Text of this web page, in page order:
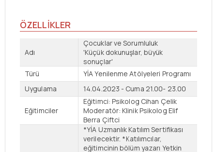
ÖZELLİKLER
Adı
Çocuklar ve Sorumluluk
'Küçük dokunuşlar, büyük
sonuçlar'
Türü
YİA Yenilenme Atölyeleri Programı
Uygulama
14.04.2023 - Cuma 21.00- 23.00
Eğitimciler
Eğitimci: Psikolog Cihan Çelik
Moderatör: Klinik Psikolog Elif
Berra Çiftci
*YİA Uzmanlık Katılım Sertifikası
verilecektir. *Katılımcılar,
eğitimcinin bölüm yazarı Yetkin